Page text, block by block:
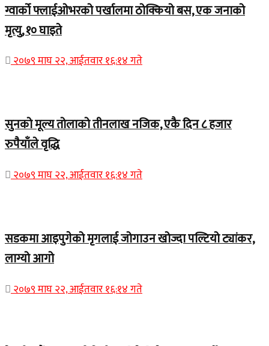
ग्वार्को फ्लाईओभरको पर्खालमा ठोक्कियो बस, एक जनाको
मृत्यु, १० घाइते
२०७९ माघ २२, आईतवार १६:१४ गते
सुनको मूल्य तोलाको तीनलाख नजिक, एकै दिन ८ हजार
रुपैयाँले वृद्धि
२०७९ माघ २२, आईतवार १६:१४ गते
सडकमा आइपुगेको मृगलाई जोगाउन खोज्दा पल्टियो ट्यांकर,
लाग्यो आगो
२०७९ माघ २२, आईतवार १६:१४ गते